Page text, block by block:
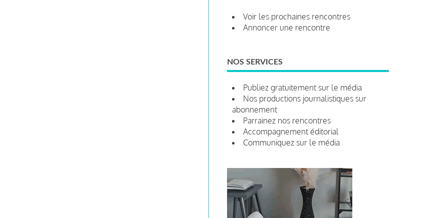
Voir les prochaines rencontres
Annoncer une rencontre
NOS SERVICES
Publiez gratuitement sur le média
Nos productions journalistiques sur
abonnement
Parrainez nos rencontres
Accompagnement éditorial
Communiquez sur le média